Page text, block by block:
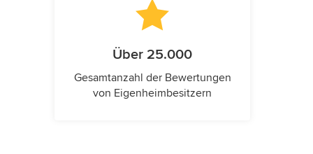
Über 25.000
Gesamtanzahl der Bewertungen
von Eigenheimbesitzern